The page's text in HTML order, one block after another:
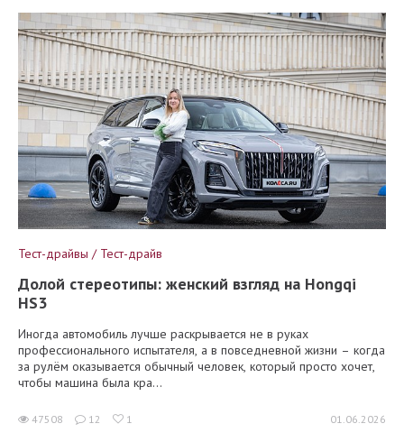
Тест-драйвы / Тест-драйв
Долой стереотипы: женский взгляд на Hongqi
HS3
Иногда автомобиль лучше раскрывается не в руках
профессионального испытателя, а в повседневной жизни – когда
за рулём оказывается обычный человек, который просто хочет,
чтобы машина была кра...
47508 12 1 01.06.2026